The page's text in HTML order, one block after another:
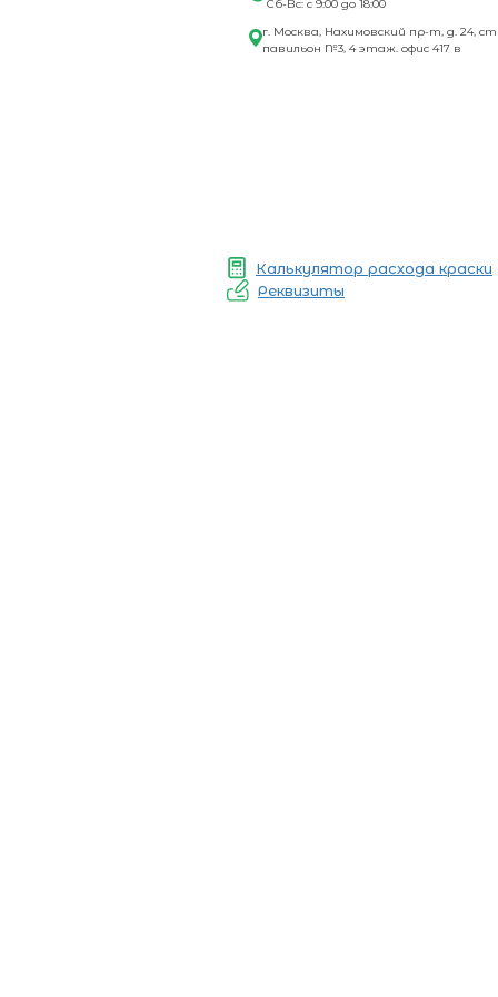
Сб-Вс: с 9:00 до 18:00
г. Москва, Нахимовский пр-т, д. 24,
павильон №3, 4 этаж. офис 417 в
Калькулятор расхода краски
Реквизиты